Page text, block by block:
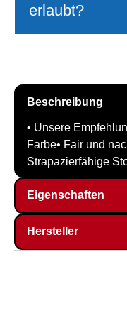
erlaubt?
Beschreibung
• Unsere
Farbe• Fair und
Strapazierfähige
Eigenschaften
Hersteller